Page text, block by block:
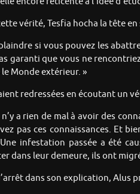
vérité, Tesfia hocha la tête
plaindre si vous pouvez les
garanti que vous ne
Monde extérieur. »
redressées en écoutant un
a rien de mal à avoir des
pas ces connaissances. Et
infestation passée a été
dans leur demeure, ils ont
dans son explication, Alus